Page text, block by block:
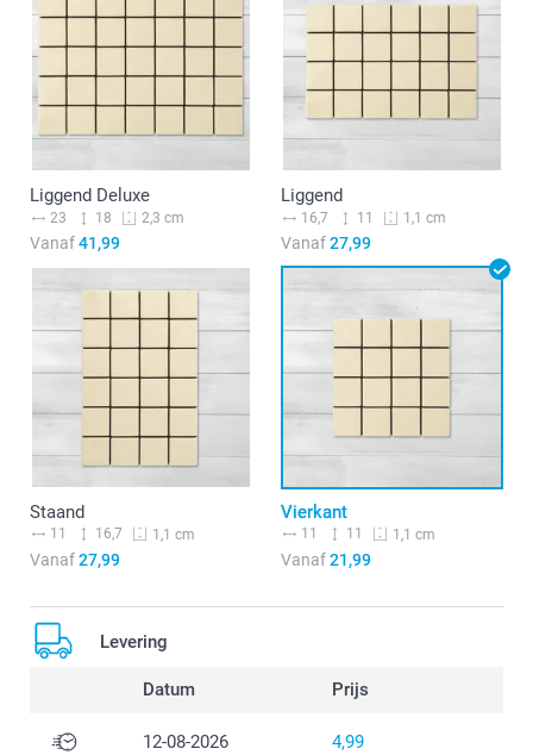
Liggend Deluxe
23 18 2,3 cm
Vanaf41,99
Liggend
16,7 11 1,1 cm
Vanaf27,99
Staand
11 16,7 1,1 cm
Vanaf27,99
Vierkant
11 11 1,1 cm
Vanaf21,99
Levering
Datum Prijs
12-08-2026 4,99